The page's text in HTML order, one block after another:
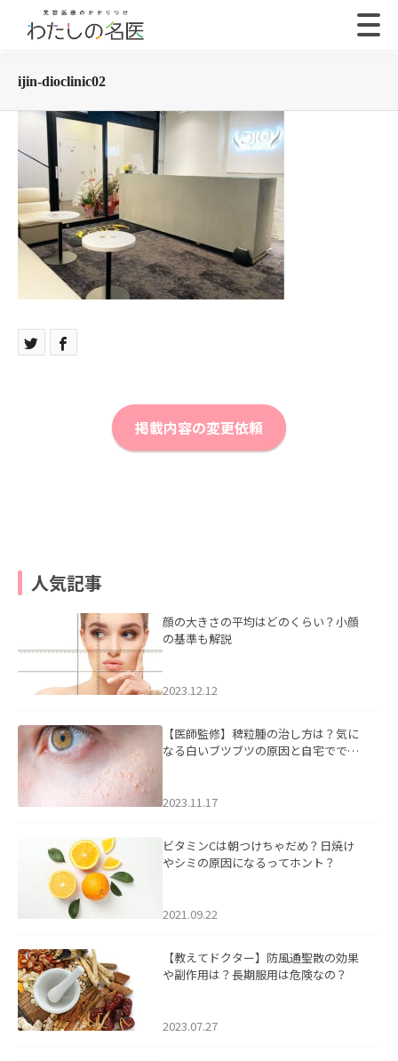
ijin-dioclinic02
掲載内容の変更依頼
人気記事
顔の大きさの平均はどのくらい？小顔
の基準も解説
2023.12.12
【医師監修】稗粒腫の治し方は？気に
なる白いブツブツの原因と自宅ででき
2023.11.17
ビタミンCは朝つけちゃだめ？日焼け
やシミの原因になるってホント？
2021.09.22
【教えてドクター】防風通聖散の効果
や副作用は？長期服用は危険なの？
2023.07.27